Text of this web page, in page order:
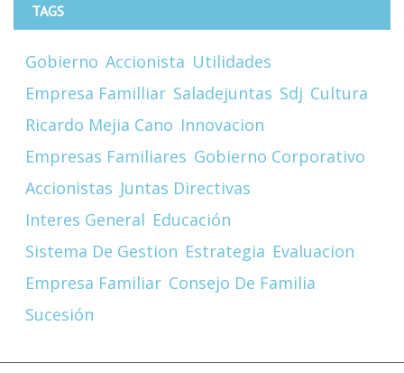
TAGS
Gobierno Accionista Utilidades
Empresa Familliar Saladejuntas Sdj Cultura
Ricardo Mejia Cano Innovacion
Empresas Familiares Gobierno Corporativo
Accionistas Juntas Directivas
Interes General Educación
Sistema De Gestion Estrategia Evaluacion
Empresa Familiar Consejo De Familia
Sucesión